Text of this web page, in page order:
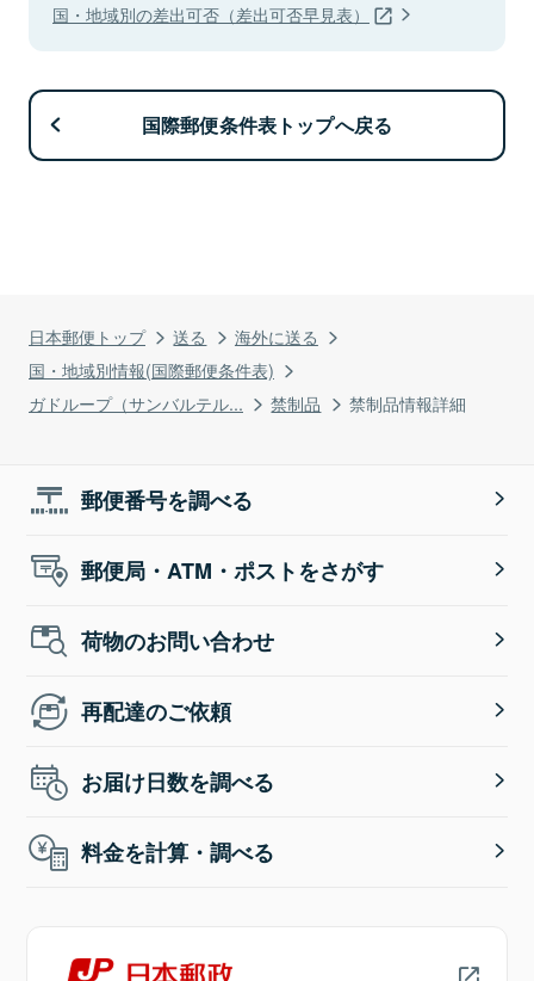
日本郵便トップ 送る
海外に送る
国・地域別情報(国際郵便条件表)
ガドループ（サンバルテル...
禁制品 禁制品情報詳細
国・地域別の差出可否（差出可否早見表）
国際郵便条件表トップへ戻る
郵便番号を調べる
郵便局・ATM・ポストをさがす
荷物のお問い合わせ
再配達のご依頼
お届け日数を調べる
料金を計算・調べる